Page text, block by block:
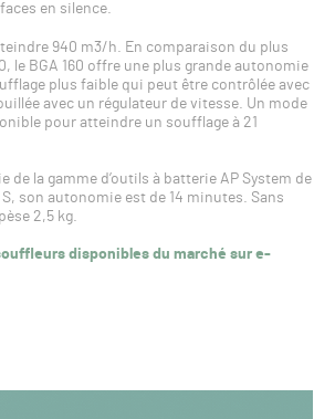
en silence.
940 m3/h. En comparaison du plus
le BGA 160 offre une plus grande autonomie
plus faible qui peut être contrôlée avec
avec un régulateur de vitesse. Un mode
pour atteindre un soufflage à 21
de la gamme d’outils à batterie AP System de
S, son autonomie est de 14 minutes. Sans
2,5 kg.
disponibles du marché sur e-